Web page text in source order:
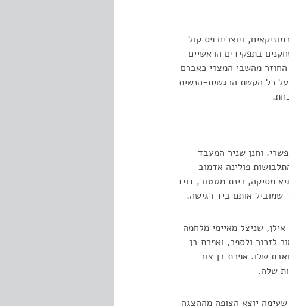
ויוצרים פס קול
בתפקידים הראשיים -
החוזר מהשבי המצרי כאברם
כל הקשת הרגשית-הנשית
וחנן שניר המעבד
פולינה אדמוב
מסיקה, רינת מטטוב, דויד
שמוביל אותם ביד רגישה.
שניצל מאיימי מלחמה
לזכור ולספר, ואפרת בן
שלו. אפרת בן צור
שלה.
יוצא הצופה מההצגה